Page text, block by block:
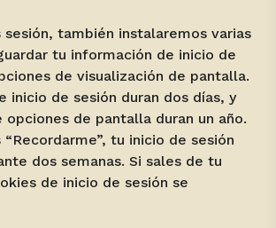
sesión, también instalaremos varias
tu información de inicio de
de visualización de pantalla.
inicio de sesión duran dos días, y
opciones de pantalla duran un año.
tu inicio de sesión
dos semanas. Si sales de tu
de inicio de sesión se